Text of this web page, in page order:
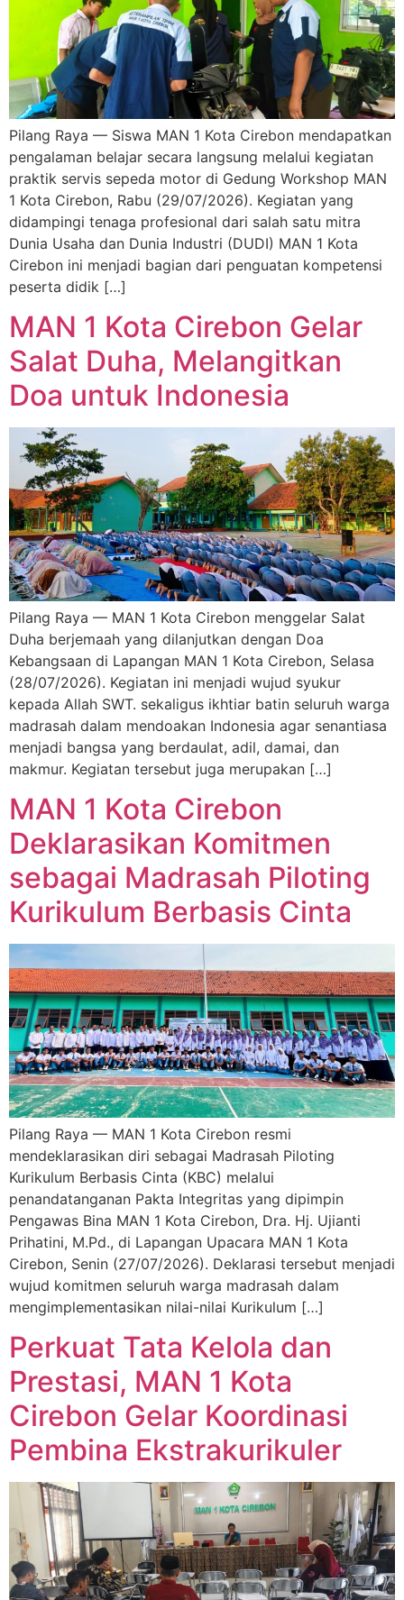
Pilang Raya — Siswa MAN 1 Kota Cirebon mendapatkan
pengalaman belajar secara langsung melalui kegiatan
praktik servis sepeda motor di Gedung Workshop MAN
1 Kota Cirebon, Rabu (29/07/2026). Kegiatan yang
didampingi tenaga profesional dari salah satu mitra
Dunia Usaha dan Dunia Industri (DUDI) MAN 1 Kota
Cirebon ini menjadi bagian dari penguatan kompetensi
peserta didik […]
MAN 1 Kota Cirebon Gelar
Salat Duha, Melangitkan
Doa untuk Indonesia
Pilang Raya — MAN 1 Kota Cirebon menggelar Salat
Duha berjemaah yang dilanjutkan dengan Doa
Kebangsaan di Lapangan MAN 1 Kota Cirebon, Selasa
(28/07/2026). Kegiatan ini menjadi wujud syukur
kepada Allah SWT. sekaligus ikhtiar batin seluruh warga
madrasah dalam mendoakan Indonesia agar senantiasa
menjadi bangsa yang berdaulat, adil, damai, dan
makmur. Kegiatan tersebut juga merupakan […]
MAN 1 Kota Cirebon
Deklarasikan Komitmen
sebagai Madrasah Piloting
Kurikulum Berbasis Cinta
Pilang Raya — MAN 1 Kota Cirebon resmi
mendeklarasikan diri sebagai Madrasah Piloting
Kurikulum Berbasis Cinta (KBC) melalui
penandatanganan Pakta Integritas yang dipimpin
Pengawas Bina MAN 1 Kota Cirebon, Dra. Hj. Ujianti
Prihatini, M.Pd., di Lapangan Upacara MAN 1 Kota
Cirebon, Senin (27/07/2026). Deklarasi tersebut menjadi
wujud komitmen seluruh warga madrasah dalam
mengimplementasikan nilai-nilai Kurikulum […]
Perkuat Tata Kelola dan
Prestasi, MAN 1 Kota
Cirebon Gelar Koordinasi
Pembina Ekstrakurikuler